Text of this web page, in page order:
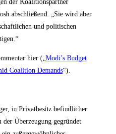
der Koalitionspartner
abschließend. „Sie wird aber
und politischen
hier („Modi’s Budget
Coalition Demands“).
in Privatbesitz befindlicher
Überzeugung gegründet